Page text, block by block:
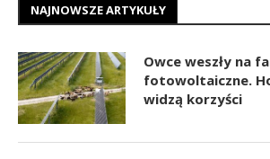
NAJNOWSZE ARTYKUŁY
Owce weszły na
fotowoltaiczne.
widzą korzyści